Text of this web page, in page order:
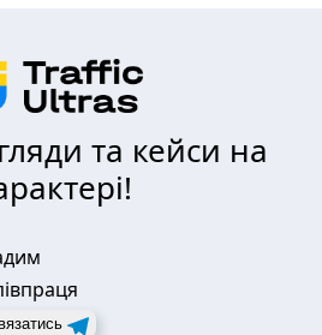
та кейси на